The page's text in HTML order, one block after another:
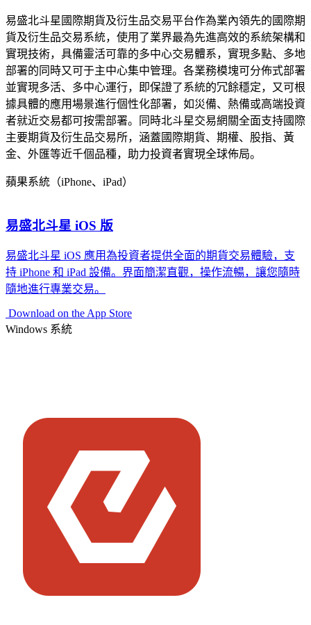
易盛北斗星國際期貨及衍生品交易平台作為業內領先的國際期
貨及衍生品交易系統，使用了業界最為先進高效的系統架構和
實現技術，具備靈活可靠的多中心交易體系，實現多點、多地
部署的同時又可于主中心集中管理。各業務模塊可分佈式部署
並實現多活、多中心運行，即保證了系統的冗餘穩定，又可根
據具體的應用場景進行個性化部署，如災備、熱備或高端投資
者就近交易都可按需部署。同時北斗星交易網關全面支持國際
主要期貨及衍生品交易所，涵蓋國際期貨、期權、股指、黃
金、外匯等近千個品種，助力投資者實現全球佈局。
蘋果系統（iPhone、iPad）
易盛北斗星 iOS 版
易盛北斗星 iOS 應用為投資者提供全面的期貨交易體驗，支
持 iPhone 和 iPad 設備。界面簡潔直觀，操作流暢，讓您隨時
隨地進行專業交易。
Download on the App Store
Windows 系統